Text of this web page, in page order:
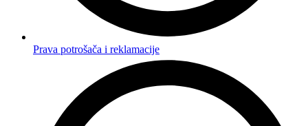
Prava potrošača i reklamacije